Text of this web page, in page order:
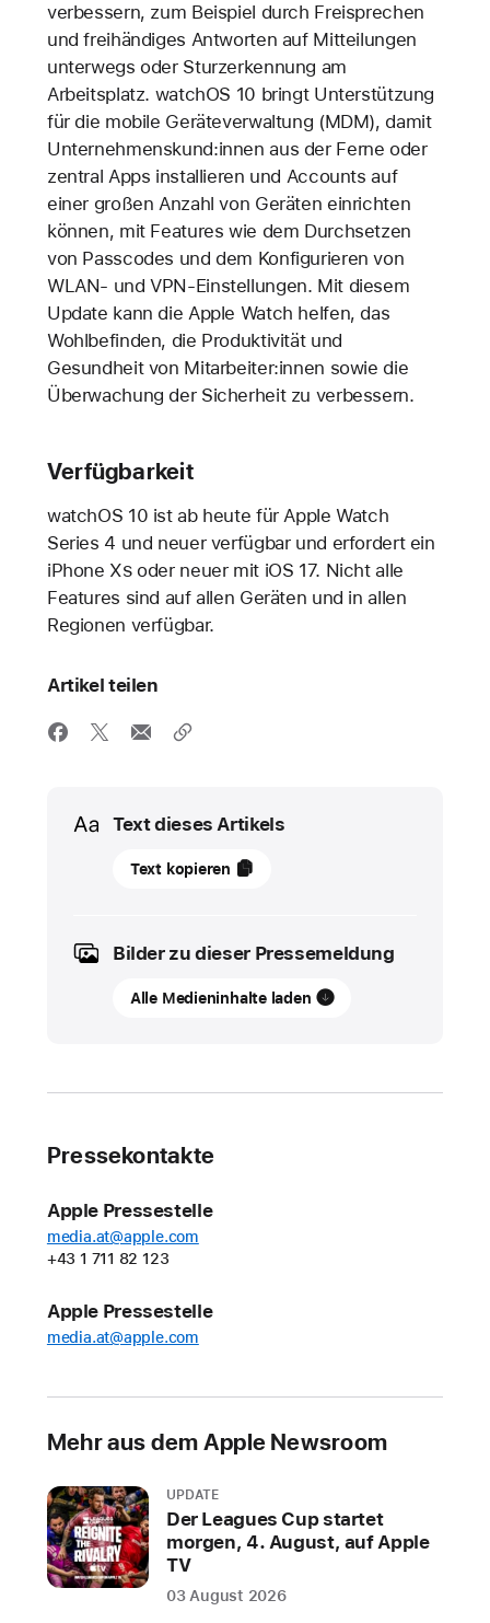
verbessern, zum Beispiel durch Freisprechen
und freihändiges Antworten auf Mitteilungen
unterwegs oder Sturzerkennung am
Arbeitsplatz. watchOS 10 bringt Unterstützung
für die mobile Geräteverwaltung (MDM), damit
Unternehmenskund:innen aus der Ferne oder
zentral Apps installieren und Accounts auf
einer großen Anzahl von Geräten einrichten
können, mit Features wie dem Durchsetzen
von Passcodes und dem Konfigurieren von
WLAN- und VPN-Einstellungen. Mit diesem
Update kann die Apple Watch helfen, das
Wohlbefinden, die Produktivität und
Gesundheit von Mitarbeiter:innen sowie die
Überwachung der Sicherheit zu verbessern.
Verfügbarkeit
watchOS 10 ist ab heute für Apple Watch
Series 4 und neuer verfügbar und erfordert ein
iPhone XSoder neuer mit iOS 17. Nicht alle
Features sind auf allen Geräten und in allen
Regionen verfügbar.
Artikel teilen
Media
Text dieses Artikels
18
UPDATE
watchOS
hat
heute
w
t
c
S
0
ein
bedeutendes
Update,
das
Text kopieren
Bilder zu dieser Pressemeldung
Alle Medieninhalte laden
Pressekontakte
Apple Pressestelle
media.at@apple.com
+43 1 711 82 123
Apple Pressestelle
media.at@apple.com
Mehr aus dem Apple Newsroom
UPDATE
Der Leagues Cup startet
morgen, 4. August, auf Apple
TV
03 August 2026